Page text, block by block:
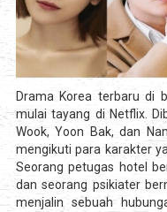
Drama Korea terbaru di
mulai tayang di Netflix.
Wook, Yoon Bak, dan
mengikuti para karakter
Seorang petugas hotel
dan seorang psikiater
menjalin sebuah